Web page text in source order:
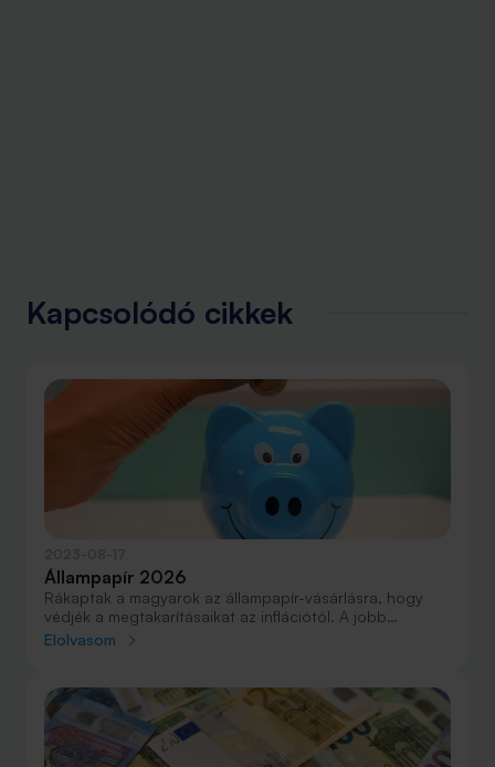
Kapcsolódó cikkek
Állampapír 2026
Rákaptak a magyarok az állampapír-vásárlásra, hogy
védjék a megtakarításaikat az inflációtól. A jobb
eligazodás érdekében bemutatjuk a lakossági
Elolvasom